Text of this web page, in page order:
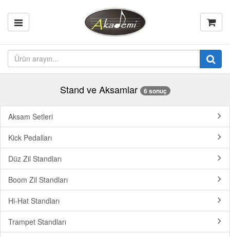
Stand ve Aksamlar 6 sonuç
Aksam Setleri
Kick Pedalları
Düz Zil Standları
Boom Zil Standları
Hi-Hat Standları
Trampet Standları